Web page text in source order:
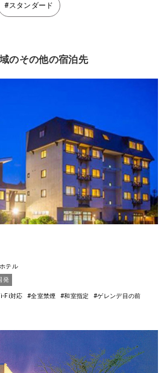
#スタンダード
のその他の宿泊先
テル
発
Fi対応 #全室禁煙 #和室指定
#ゲレンデ目の前